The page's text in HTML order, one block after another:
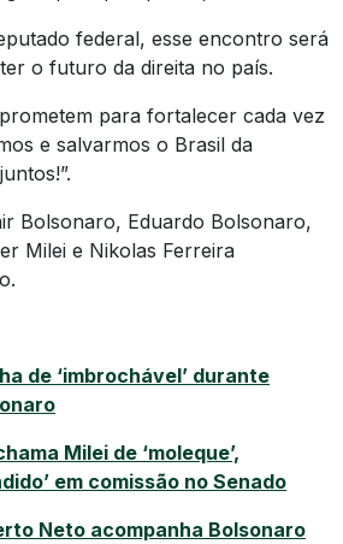
federal, esse encontro será
o futuro da direita no país.
para fortalecer cada vez
e salvarmos o Brasil da
Bolsonaro, Eduardo Bolsonaro,
Milei e Nikolas Ferreira
de ‘imbrochável’ durante
Milei de ‘moleque’,
em comissão no Senado
Neto acompanha Bolsonaro